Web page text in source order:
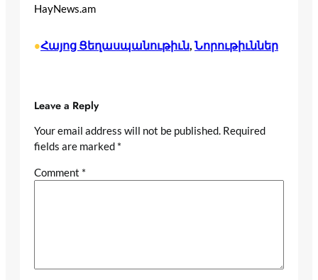
HayNews.am
•Հայոց Ցեղասպանութիւն, Նորութիւններ
Leave a Reply
Your email address will not be published. Required
fields are marked *
Comment *